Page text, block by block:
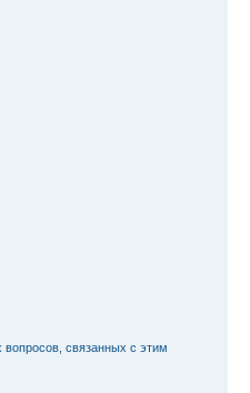
вопросов, связанных с этим